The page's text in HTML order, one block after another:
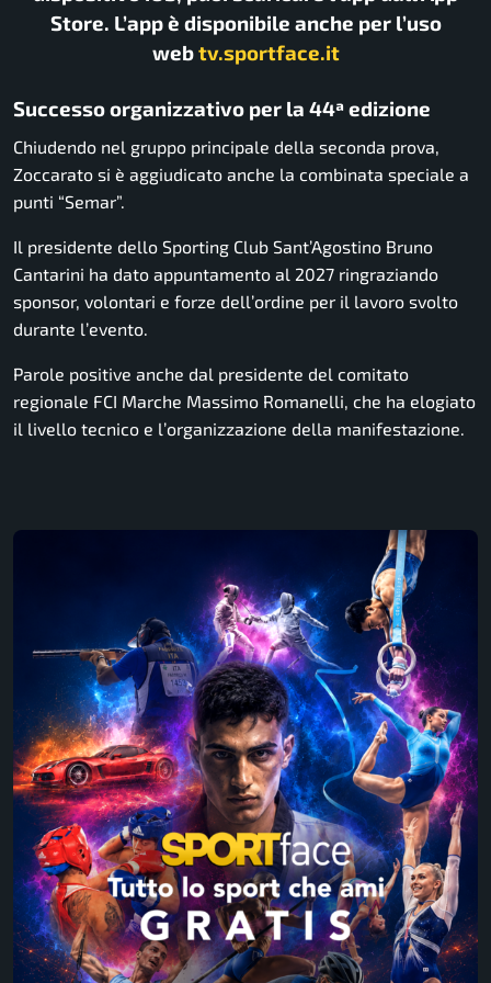
Store. L’app è disponibile anche per l’uso
webtv.sportface.it
Successo organizzativo per la 44ª edizione
Chiudendo nel gruppo principale della seconda prova,
Zoccarato si è aggiudicato anche la combinata speciale a
punti “Semar”.
Il presidente dello Sporting Club Sant’Agostino Bruno
Cantarini ha dato appuntamento al 2027 ringraziando
sponsor, volontari e forze dell’ordine per il lavoro svolto
durante l’evento.
Parole positive anche dal presidente del comitato
regionale FCI Marche Massimo Romanelli, che ha elogiato
il livello tecnico e l’organizzazione della manifestazione.